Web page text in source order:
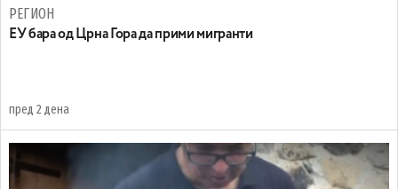
РЕГИОН
EУ бара од Црна Гора да прими мигранти
пред 2 дена